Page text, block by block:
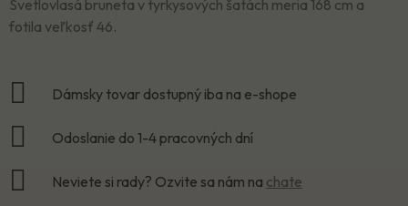
Svetlovlasá bruneta v tyrkysových šatách meria 168 cm a
fotila veľkosť 46.
Dámsky tovar dostupný iba na e-shope
Odoslanie do 1-4 pracovných dní
Neviete si rady? Ozvite sa nám na chate